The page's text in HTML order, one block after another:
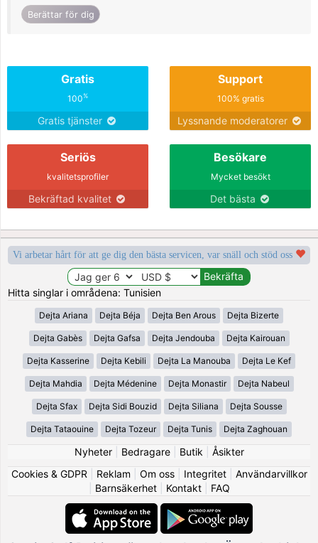
Berättar för dig
Gratis
100%
Gratis tjänster
Support
100% gratis
Lyssnande moderatorer
Seriös
kvalitetsprofiler
Bekräftad kvalitet
Besökare
Mycket besökt
Det bästa
Vi arbetar hårt för att ge dig den bästa servicen, var snäll och stöd oss
Hitta singlar i områdena: Tunisien
Dejta Ariana Dejta Béja Dejta Ben Arous Dejta Bizerte
Dejta Gabès Dejta Gafsa Dejta Jendouba Dejta Kairouan
Dejta Kasserine Dejta Kebili Dejta La Manouba Dejta Le Kef
Dejta Mahdia Dejta Médenine Dejta Monastir Dejta Nabeul
Dejta Sfax Dejta Sidi Bouzid Dejta Siliana Dejta Sousse
Dejta Tataouine Dejta Tozeur Dejta Tunis Dejta Zaghouan
Nyheter| Bedragare| Butik
Åsikter
Cookies & GDPR
Reklam Om oss| Integritet| Användarvillkor
Barnsäkerhet| Kontakt| FAQ